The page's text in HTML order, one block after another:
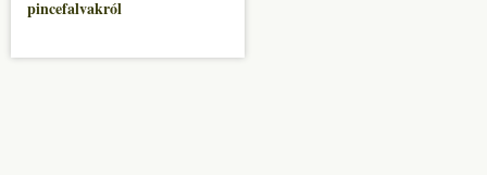
pincefalvakról